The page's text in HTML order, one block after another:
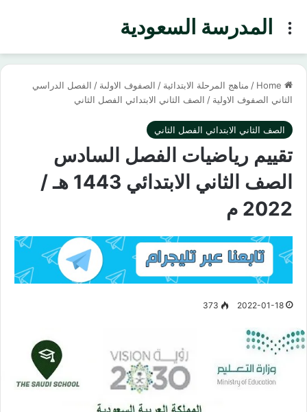
المدرسة السعوديةMenu
/ مناهج المرحلة الابتدائية / الصفوف الاولىة / الفصل الدراسي
الثاني الصفوف الاولية / الصف الثاني الابتدائي الفصل الثاني
الصف الثاني الابتدائي الفصل الثاني
تقييم رياضيات الفصل السادس
الصف الثاني الابتدائي 1443 هـ /
2022 م
2022-01-18
373